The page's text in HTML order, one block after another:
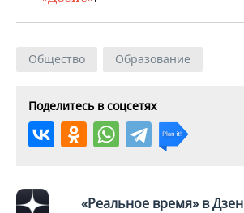
Общество Образование
Поделитесь в соцсетях
«Реальное время» в Дзен